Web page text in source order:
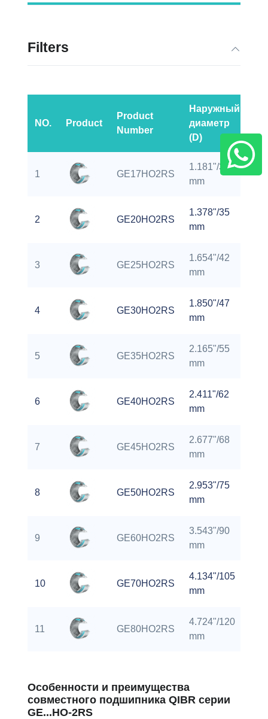
Filters
NO. Product
Product
Number
Наружный
диаметр
(D)
1 GE17HO2RS
1.181"/30
mm
2 GE20HO2RS
1.378"/35
mm
3 GE25HO2RS
1.654"/42
mm
4 GE30HO2RS
1.850"/47
mm
5 GE35HO2RS
2.165"/55
mm
6 GE40HO2RS
2.411"/62
mm
7 GE45HO2RS
2.677"/68
mm
8 GE50HO2RS
2.953"/75
mm
9 GE60HO2RS
3.543"/90
mm
10 GE70HO2RS
4.134"/105
mm
11 GE80HO2RS
4.724"/120
mm
Особенности и преимущества
совместного подшипника QIBR серии
GE...HO-2RS